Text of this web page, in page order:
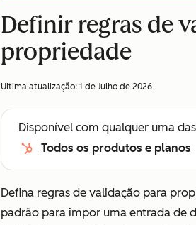
Definir regras de
propriedade
Ultima atualização: 1 de Julho de 2026
Disponível com qualquer uma
Todos os produtos e planos
Defina regras de validação para
padrão para impor uma entrada de